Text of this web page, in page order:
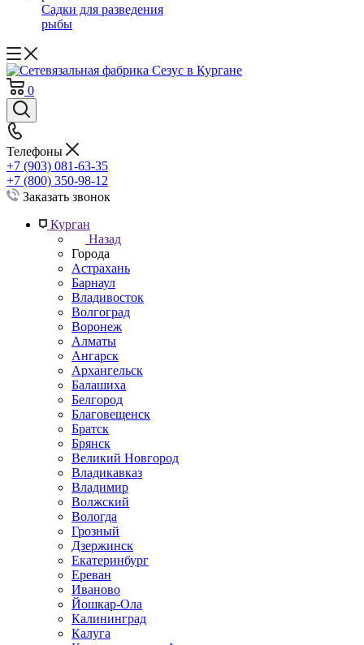
Садки для разведения
рыбы
0
Телефоны
+7 (903) 081-63-35
+7 (800) 350-98-12
Заказать звонок
Курган
Назад
Города
Астрахань
Барнаул
Владивосток
Волгоград
Воронеж
Алматы
Ангарск
Архангельск
Балашиха
Белгород
Благовещенск
Братск
Брянск
Великий Новгород
Владикавказ
Владимир
Волжский
Вологда
Грозный
Дзержинск
Екатеринбург
Ереван
Иваново
Йошкар-Ола
Калининград
Калуга